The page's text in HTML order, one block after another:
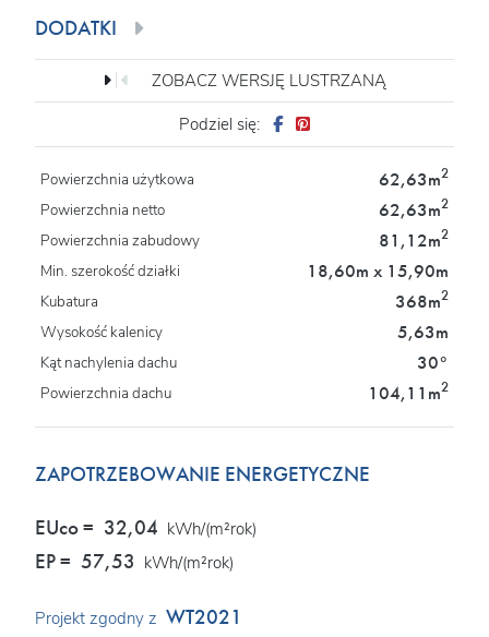
DODATKI
ZOBACZ WERSJĘ LUSTRZANĄ
Podziel się:
Powierzchnia użytkowa 62,63m2
Powierzchnia netto 62,63m2
Powierzchnia zabudowy 81,12m2
Min. szerokość działki 18,60m x 15,90m
Kubatura 368m2
Wysokość kalenicy 5,63m
Kąt nachylenia dachu 30°
Powierzchnia dachu 104,11m2
ZAPOTRZEBOWANIE ENERGETYCZNE
EUco = 32,04 kWh/(m²rok)
EP = 57,53 kWh/(m²rok)
Projekt zgodny z WT2021